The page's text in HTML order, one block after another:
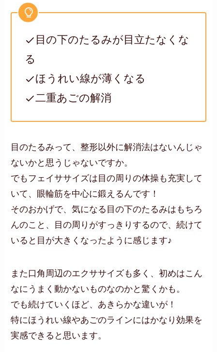
目の下のたるみが目立たなくな
る
ほうれい線が薄くなる
二重あごの解消
目のたるみって、整形以外に解消法はないんじゃ
ないかと思うじゃないですか。
でもフェイササイズは目の周りの体操も充実して
いて、眼輪筋を中心に鍛えるんです！
そのおかげで、気になる目の下のたるみはもちろ
んのこと、目の周りがすっきりするので、続けて
いると目が大きくなったように感じます♪
また口角周辺のエクササイズも多く、初めはこん
なにうまく動かないものなのかと驚くかも。
でも続けていくほど、あきらかな違いが！
特にほうれい線やあごのラインにはかなり効果を
実感できると思います。